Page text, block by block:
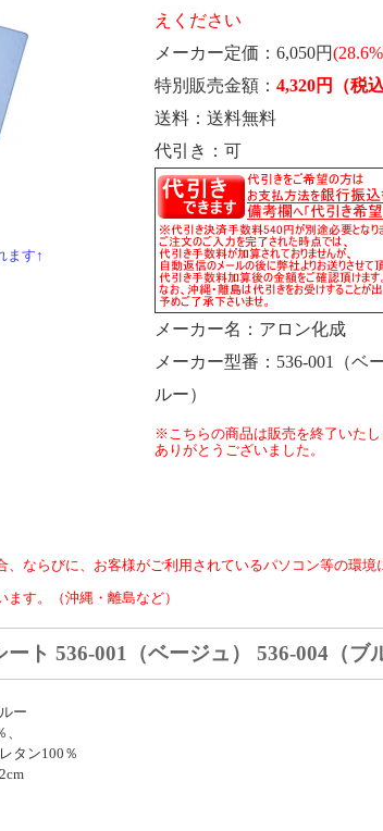
ます↑
メーカー定価 6,050円
特別販売金額
4,320円
（税
送料
送料無料
代引き
可
メーカー名
アロン化成
メーカー型番
536-001（ベ
ルー）
※こちらの商品は販売を終了いたし
ありがとうございました。
ならびに、お客様がご利用されているパソコン等の環境
す。（沖縄・離島など）
ト 536-001（ベージュ） 536-004（ブ
ー
タン100％